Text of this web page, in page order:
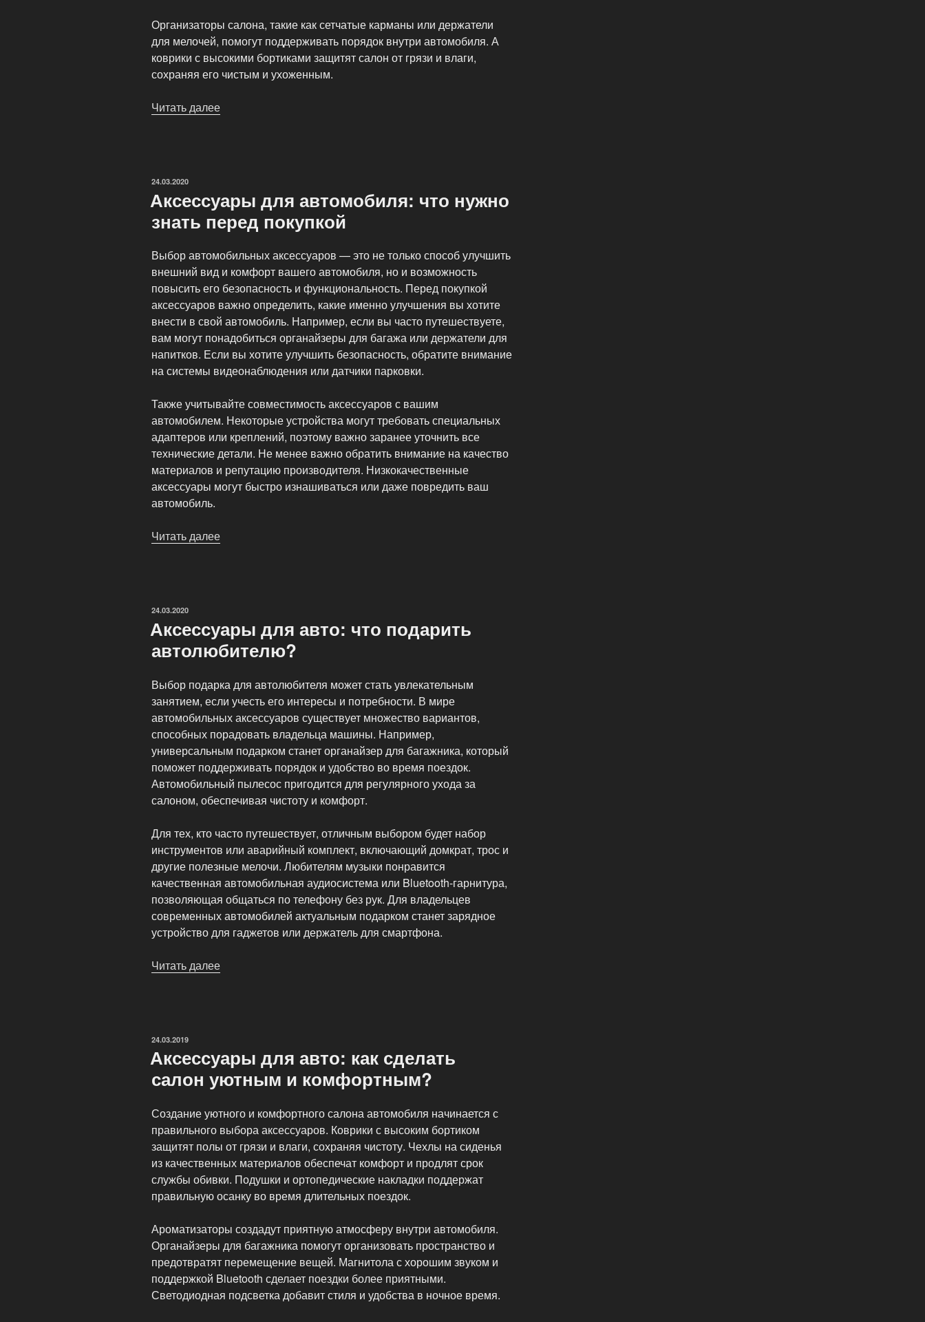
Организаторы салона, такие как сетчатые карманы или держатели
для мелочей, помогут поддерживать порядок внутри автомобиля. А
коврики с высокими бортиками защитят салон от грязи и влаги,
сохраняя его чистым и ухоженным.
Читать далее
ОПУБЛИКОВАНО
24.03.2020
Аксессуары для автомобиля: что нужно
знать перед покупкой
Выбор автомобильных аксессуаров — это не только способ улучшить
внешний вид и комфорт вашего автомобиля, но и возможность
повысить его безопасность и функциональность. Перед покупкой
аксессуаров важно определить, какие именно улучшения вы хотите
внести в свой автомобиль. Например, если вы часто путешествуете,
вам могут понадобиться органайзеры для багажа или держатели для
напитков. Если вы хотите улучшить безопасность, обратите внимание
на системы видеонаблюдения или датчики парковки.
Также учитывайте совместимость аксессуаров с вашим
автомобилем. Некоторые устройства могут требовать специальных
адаптеров или креплений, поэтому важно заранее уточнить все
технические детали. Не менее важно обратить внимание на качество
материалов и репутацию производителя. Низкокачественные
аксессуары могут быстро изнашиваться или даже повредить ваш
автомобиль.
Читать далее
перед
покупкой»
ОПУБЛИКОВАНО
24.03.2020
Аксессуары для авто: что подарить
автолюбителю?
Выбор подарка для автолюбителя может стать увлекательным
занятием, если учесть его интересы и потребности. В мире
автомобильных аксессуаров существует множество вариантов,
способных порадовать владельца машины. Например,
универсальным подарком станет органайзер для багажника, который
поможет поддерживать порядок и удобство во время поездок.
Автомобильный пылесос пригодится для регулярного ухода за
салоном, обеспечивая чистоту и комфорт.
Для тех, кто часто путешествует, отличным выбором будет набор
инструментов или аварийный комплект, включающий домкрат, трос и
другие полезные мелочи. Любителям музыки понравится
качественная автомобильная аудиосистема или Bluetooth-гарнитура,
позволяющая общаться по телефону без рук. Для владельцев
современных автомобилей актуальным подарком станет зарядное
устройство для гаджетов или держатель для смартфона.
Читать далее
ОПУБЛИКОВАНО
24.03.2019
Аксессуары для авто: как сделать
салон уютным и комфортным?
Создание уютного и комфортного салона автомобиля начинается с
правильного выбора аксессуаров. Коврики с высоким бортиком
защитят полы от грязи и влаги, сохраняя чистоту. Чехлы на сиденья
из качественных материалов обеспечат комфорт и продлят срок
службы обивки. Подушки и ортопедические накладки поддержат
правильную осанку во время длительных поездок.
Ароматизаторы создадут приятную атмосферу внутри автомобиля.
Органайзеры для багажника помогут организовать пространство и
предотвратят перемещение вещей. Магнитола с хорошим звуком и
поддержкой Bluetooth сделает поездки более приятными.
Светодиодная подсветка добавит стиля и удобства в ночное время.